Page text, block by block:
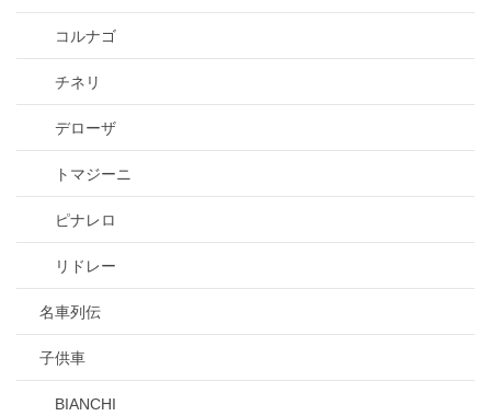
コルナゴ
チネリ
デローザ
トマジーニ
ピナレロ
リドレー
名車列伝
子供車
BIANCHI